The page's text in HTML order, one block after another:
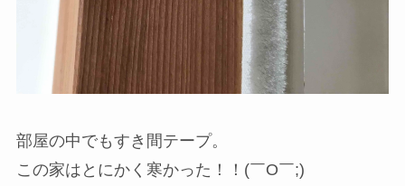
部屋の中でもすき間テープ。
この家はとにかく寒かった！！(￣O￣;)